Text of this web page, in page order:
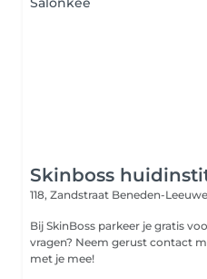
Skinboss
118, Zandstraat Beneden-
Bij SkinBoss parkeer je gratis voor de deur!
vragen? Neem gerust contact
met je mee!